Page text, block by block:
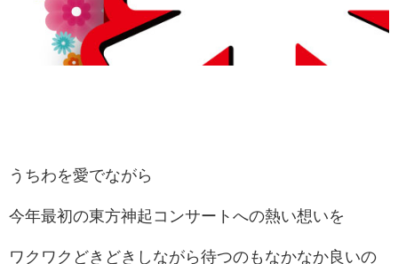
うちわを愛でながら
今年最初の東方神起コンサートへの熱い想いを
ワクワクどきどきしながら待つのもなかなか良いの